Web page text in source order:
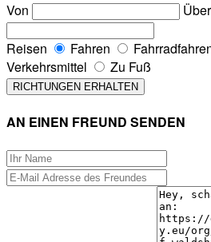
Von
Reisen Fahren
Verkehrsmittel
Zu Fuß
AN EINEN FREUND SENDEN